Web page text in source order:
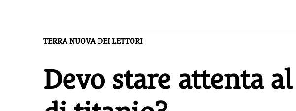
TERRA NUOVA DEI LETTORI
Devo stare attenta